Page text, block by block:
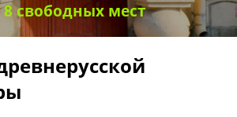
8 свободных мест